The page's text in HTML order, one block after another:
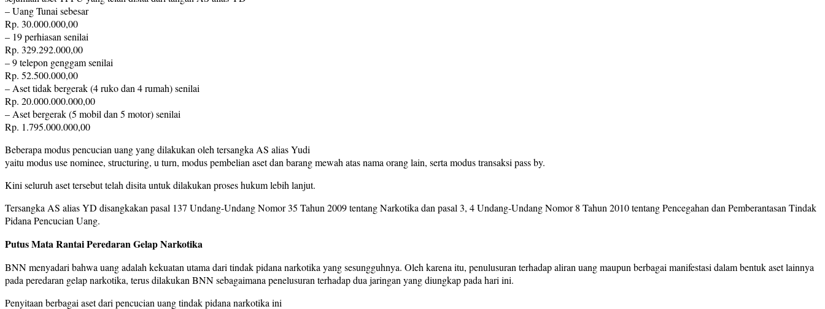
– Uang Tunai sebesar
Rp. 30.000.000,00
– 19 perhiasan senilai
Rp. 329.292.000,00
– 9 telepon genggam senilai
Rp. 52.500.000,00
– Aset tidak bergerak (4 ruko dan 4 rumah) senilai
Rp. 20.000.000.000,00
– Aset bergerak (5 mobil dan 5 motor) senilai
Rp. 1.795.000.000,00
Beberapa modus pencucian uang yang dilakukan oleh tersangka AS alias Yudi
yaitu modus use nominee, structuring, u turn, modus pembelian aset dan barang mewah atas nama orang lain, serta modus transaksi pass by.
Kini seluruh aset tersebut telah disita untuk dilakukan proses hukum lebih lanjut.
Tersangka AS alias YD disangkakan pasal 137 Undang-Undang Nomor 35 Tahun 2009 tentang Narkotika dan pasal 3, 4 Undang-Undang Nomor 8 Tahun 2010 tentang Pencegahan dan Pemberantasan Tindak
Pidana Pencucian Uang.
Putus Mata Rantai Peredaran Gelap Narkotika
BNN menyadari bahwa uang adalah kekuatan utama dari tindak pidana narkotika yang sesungguhnya. Oleh karena itu, penulusuran terhadap aliran uang maupun berbagai manifestasi dalam bentuk aset lainnya
pada peredaran gelap narkotika, terus dilakukan BNN sebagaimana penelusuran terhadap dua jaringan yang diungkap pada hari ini.
Penyitaan berbagai aset dari pencucian uang tindak pidana narkotika ini